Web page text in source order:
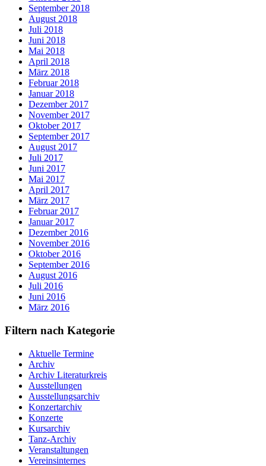
September 2018
August 2018
Juli 2018
Juni 2018
Mai 2018
April 2018
März 2018
Februar 2018
Januar 2018
Dezember 2017
November 2017
Oktober 2017
September 2017
August 2017
Juli 2017
Juni 2017
Mai 2017
April 2017
März 2017
Februar 2017
Januar 2017
Dezember 2016
November 2016
Oktober 2016
September 2016
August 2016
Juli 2016
Juni 2016
März 2016
Filtern nach Kategorie
Aktuelle Termine
Archiv
Archiv Literaturkreis
Ausstellungen
Ausstellungsarchiv
Konzertarchiv
Konzerte
Kursarchiv
Tanz-Archiv
Veranstaltungen
Vereinsinternes